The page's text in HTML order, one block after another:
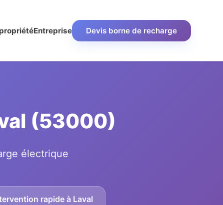
Entreprise Devis borne de recharge
(53000)
électrique
rapide à Laval